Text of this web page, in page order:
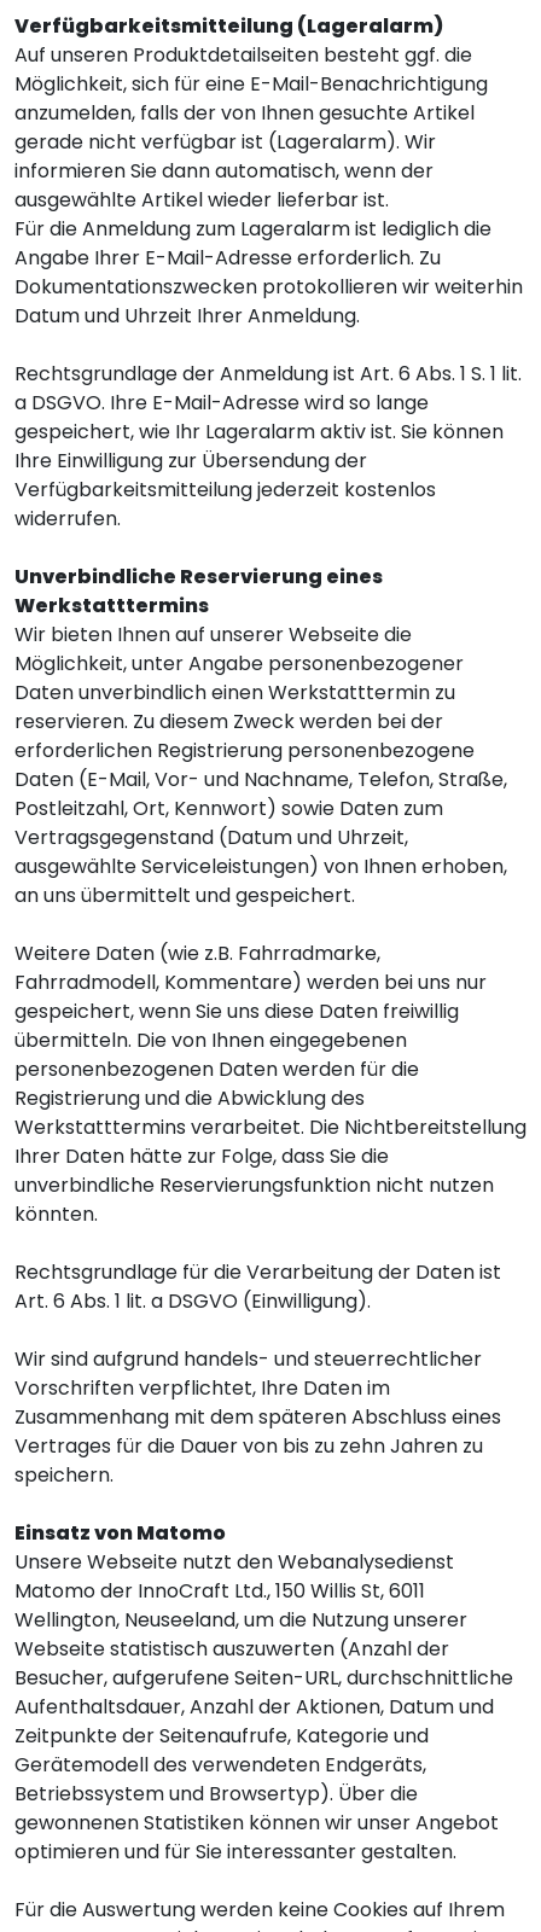
Verfügbarkeitsmitteilung (Lageralarm)
Auf unseren Produktdetailseiten besteht ggf. die
Möglichkeit, sich für eine E-Mail-Benachrichtigung
anzumelden, falls der von Ihnen gesuchte Artikel
gerade nicht verfügbar ist (Lageralarm). Wir
informieren Sie dann automatisch, wenn der
ausgewählte Artikel wieder lieferbar ist.
Für die Anmeldung zum Lageralarm ist lediglich die
Angabe Ihrer E-Mail-Adresse erforderlich. Zu
Dokumentationszwecken protokollieren wir weiterhin
Datum und Uhrzeit Ihrer Anmeldung.
Rechtsgrundlage der Anmeldung ist Art. 6 Abs. 1 S. 1 lit.
a DSGVO. Ihre E-Mail-Adresse wird so lange
gespeichert, wie Ihr Lageralarm aktiv ist. Sie können
Ihre Einwilligung zur Übersendung der
Verfügbarkeitsmitteilung jederzeit kostenlos
widerrufen.
Unverbindliche Reservierung eines
Werkstatttermins
Wir bieten Ihnen auf unserer Webseite die
Möglichkeit, unter Angabe personenbezogener
Daten unverbindlich einen Werkstatttermin zu
reservieren. Zu diesem Zweck werden bei der
erforderlichen Registrierung personenbezogene
Daten (E-Mail, Vor- und Nachname, Telefon, Straße,
Postleitzahl, Ort, Kennwort) sowie Daten zum
Vertragsgegenstand (Datum und Uhrzeit,
ausgewählte Serviceleistungen) von Ihnen erhoben,
an uns übermittelt und gespeichert.
Weitere Daten (wie z.B. Fahrradmarke,
Fahrradmodell, Kommentare) werden bei uns nur
gespeichert, wenn Sie uns diese Daten freiwillig
übermitteln. Die von Ihnen eingegebenen
personenbezogenen Daten werden für die
Registrierung und die Abwicklung des
Werkstatttermins verarbeitet. Die Nichtbereitstellung
Ihrer Daten hätte zur Folge, dass Sie die
unverbindliche Reservierungsfunktion nicht nutzen
könnten.
Rechtsgrundlage für die Verarbeitung der Daten ist
Art. 6 Abs. 1 lit. a DSGVO (Einwilligung).
Wir sind aufgrund handels- und steuerrechtlicher
Vorschriften verpflichtet, Ihre Daten im
Zusammenhang mit dem späteren Abschluss eines
Vertrages für die Dauer von bis zu zehn Jahren zu
speichern.
Einsatz von Matomo
Unsere Webseite nutzt den Webanalysedienst
Matomo der InnoCraft Ltd., 150 Willis St, 6011
Wellington, Neuseeland, um die Nutzung unserer
Webseite statistisch auszuwerten (Anzahl der
Besucher, aufgerufene Seiten-URL, durchschnittliche
Aufenthaltsdauer, Anzahl der Aktionen, Datum und
Zeitpunkte der Seitenaufrufe, Kategorie und
Gerätemodell des verwendeten Endgeräts,
Betriebssystem und Browsertyp). Über die
gewonnenen Statistiken können wir unser Angebot
optimieren und für Sie interessanter gestalten.
Für die Auswertung werden keine Cookies auf Ihrem